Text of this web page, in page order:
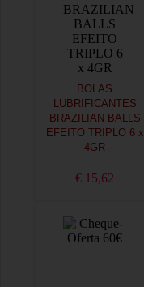
BOLAS
LUBRIFICANTES
BRAZILIAN BALLS
EFEITO TRIPLO 6 x
4GR
€ 15,62